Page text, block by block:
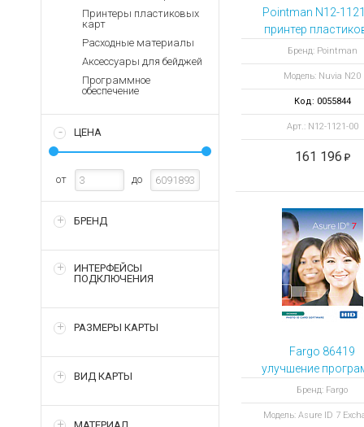
Запасные
Терминалы
оплаты
Зарядные устройства
Архивные товары
Принтеры пластиковых
карт
Расходные материалы
Аксессуары для бейджей
Программное
обеспечение
ЦЕНА
от до
БРЕНД
ИНТЕРФЕЙСЫ
ПОДКЛЮЧЕНИЯ
РАЗМЕРЫ КАРТЫ
ВИД КАРТЫ
Pointman N12-
принтер
карт Nuvia N20
тремя
Бренд: Pointman
Модель: Nuvia N20
Код: 0055844
Арт.: N12-1121-00
161 196
Fargo 86419
улучшение
Бренд: Fargo
Модель: Asure ID 7